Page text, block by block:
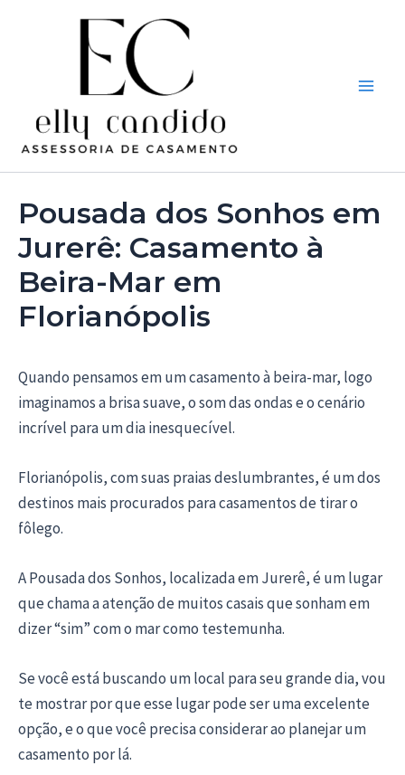
Pousada dos Sonhos em
Jurerê: Casamento à
Beira-Mar em
Florianópolis
Quando pensamos em um casamento à beira-mar, logo
imaginamos a brisa suave, o som das ondas e o cenário
incrível para um dia inesquecível.
Florianópolis, com suas praias deslumbrantes, é um dos
destinos mais procurados para casamentos de tirar o
fôlego.
A Pousada dos Sonhos, localizada em Jurerê, é um lugar
que chama a atenção de muitos casais que sonham em
dizer “sim” com o mar como testemunha.
Se você está buscando um local para seu grande dia, vou
te mostrar por que esse lugar pode ser uma excelente
opção, e o que você precisa considerar ao planejar um
casamento por lá.